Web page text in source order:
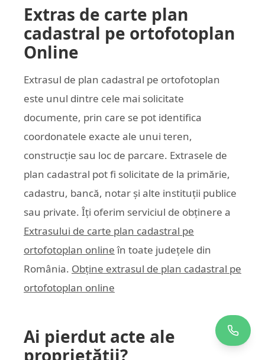
Extras de carte plan
cadastral pe ortofotoplan
Online
Extrasul de plan cadastral pe ortofotoplan
este unul dintre cele mai solicitate
documente, prin care se pot identifica
coordonatele exacte ale unui teren,
construcție sau loc de parcare. Extrasele de
plan cadastral pot fi solicitate de la primărie,
cadastru, bancă, notar și alte instituții publice
sau private. Îți oferim serviciul de obținere a
Extrasului de carte plan cadastral pe
ortofotoplan online în toate județele din
România. Obține extrasul de plan cadastral pe
ortofotoplan online
Ai pierdut acte ale
proprietății?